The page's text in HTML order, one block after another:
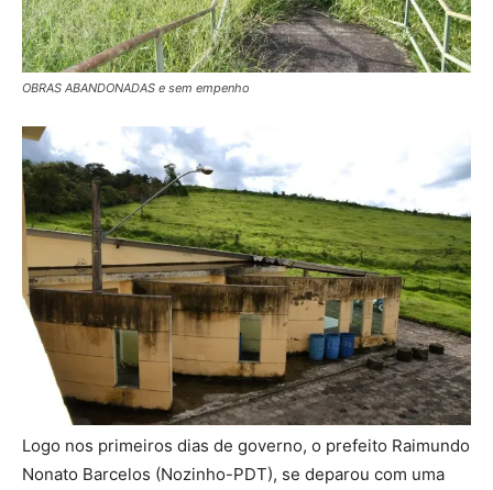
OBRAS ABANDONADAS e sem empenho
Logo nos primeiros dias de governo, o prefeito Raimundo
Nonato Barcelos (Nozinho-PDT), se deparou com uma